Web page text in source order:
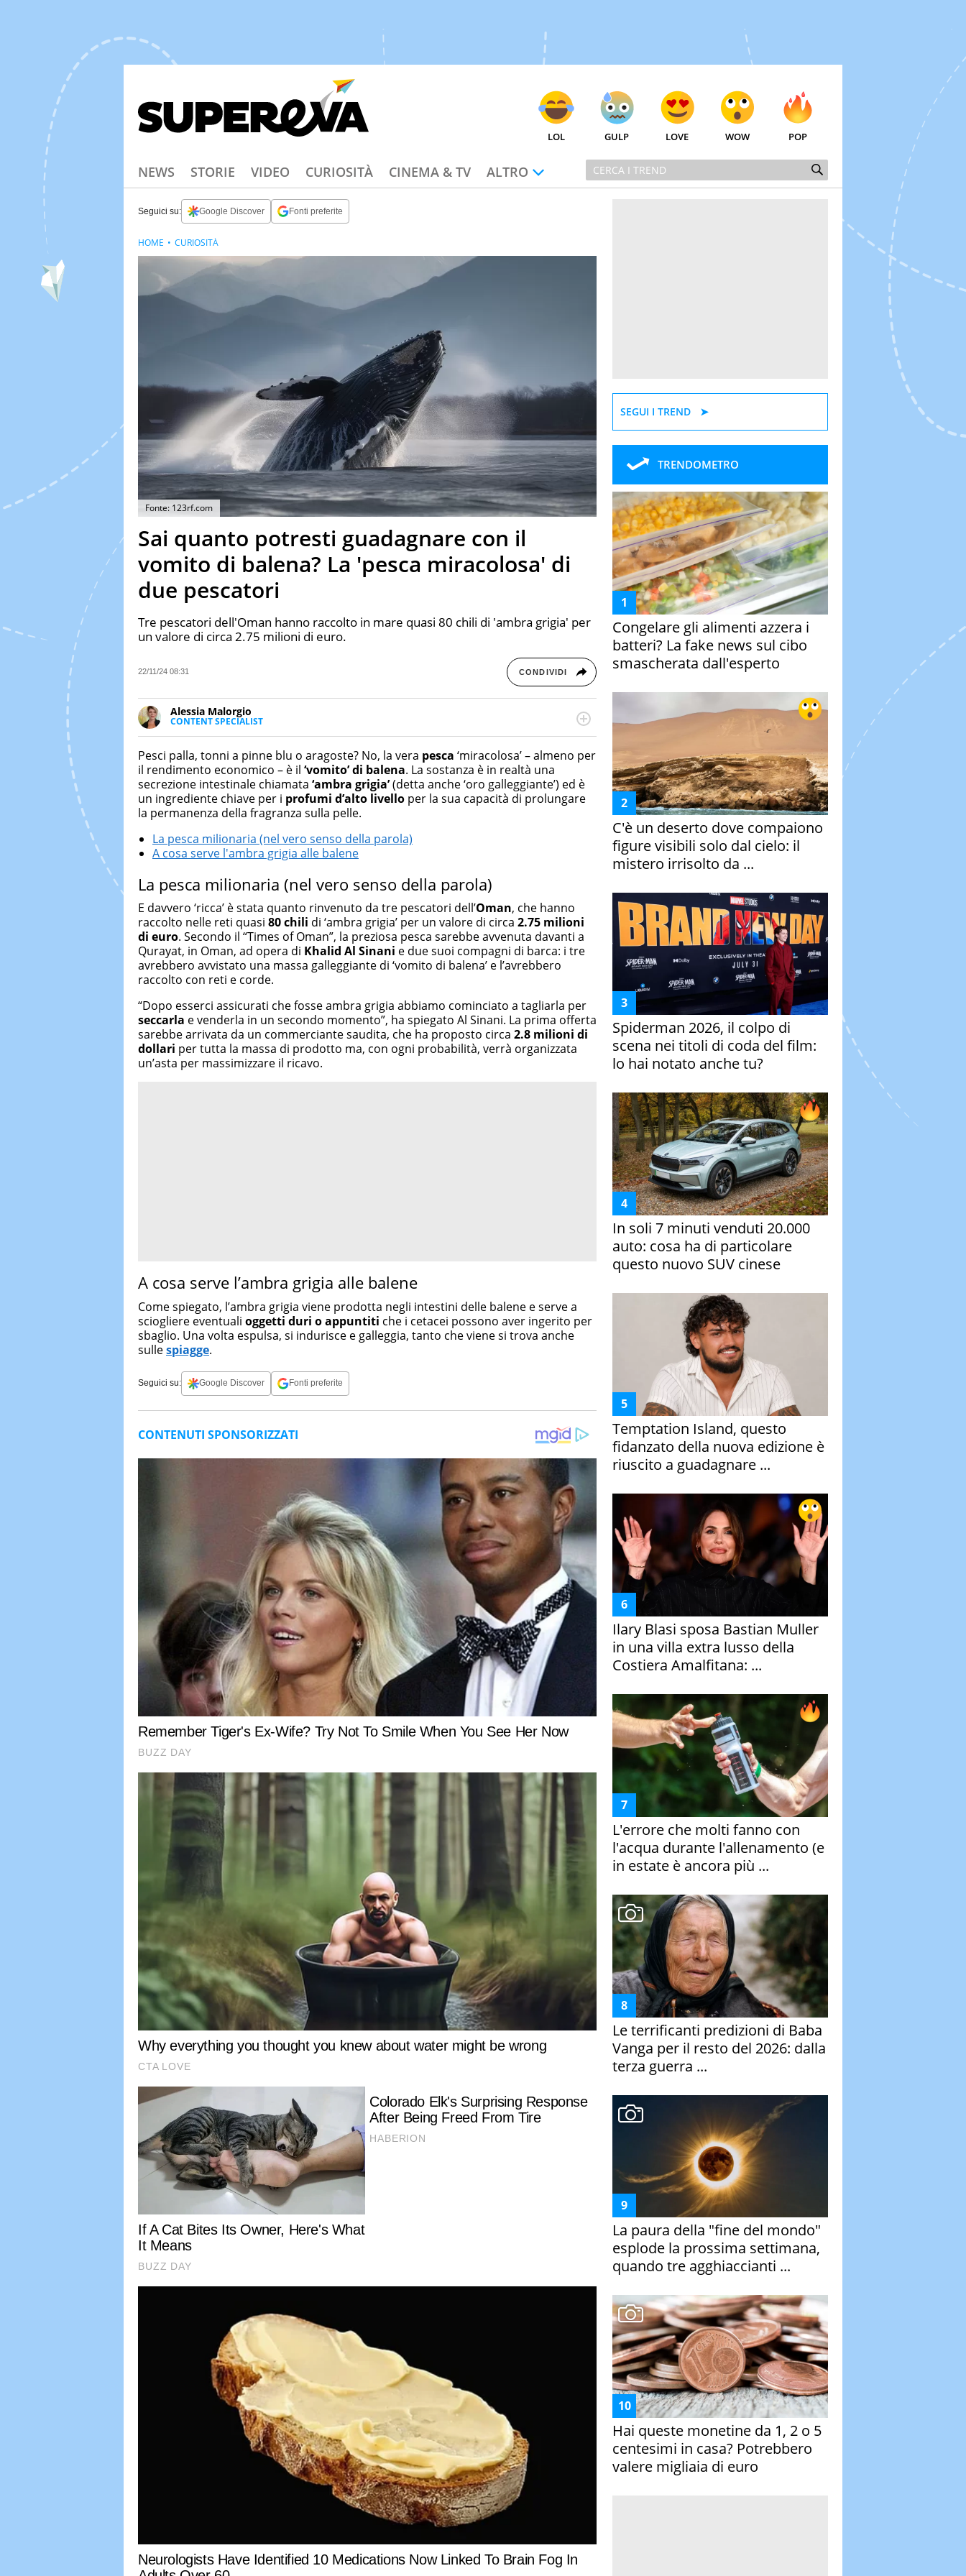
LOL GULP LOVE WOW POP
NEWS STORIE VIDEO CURIOSITÀ CINEMA & TV ALTRO
Seguici su: Google Discover Fonti preferite
Fonte: 123rf.com
Sai quanto potresti guadagnare con il
vomito di balena? La 'pesca miracolosa' di
due pescatori
Tre pescatori dell'Oman hanno raccolto in mare quasi 80 chili di 'ambra grigia' per
un valore di circa 2.75 milioni di euro.
22/11/24 08:31 CONDIVIDI
Alessia Malorgio
CONTENT SPECIALIST
Ha conseguito un Master in Marketing Management e Google Digital Training su
di strategie marketing attraverso canali digitali.
HOME CURIOSITÀ
Pesci palla, tonni a pinne blu o aragoste? No, la vera pesca ‘miracolosa’ – almeno per
il rendimento economico – è il ‘vomito’ di balena. La sostanza è in realtà una
secrezione intestinale chiamata ‘ambra grigia’(detta anche ‘oro galleggiante’) ed è
un ingrediente chiave per i profumi d’alto livello per la sua capacità di prolungare
la permanenza della fragranza sulla pelle.
La pesca milionaria (nel vero senso della parola)
A cosa serve l'ambra grigia alle balene
La pesca milionaria (nel vero senso della parola)
E davvero ‘ricca’ è stata quanto rinvenuto da tre pescatori dell’Oman, che hanno
raccolto nelle reti quasi 80 chili di ‘ambra grigia’ per un valore di circa 2.75 milioni
di euro. Secondo il “Times of Oman”, la preziosa pesca sarebbe avvenuta davanti a
Qurayat, in Oman, ad opera di Khalid Al Sinani e due suoi compagni di barca: i tre
avrebbero avvistato una massa galleggiante di ‘vomito di balena’ e l’avrebbero
raccolto con reti e corde.
“Dopo esserci assicurati che fosse ambra grigia abbiamo cominciato a tagliarla per
seccarla e venderla in un secondo momento”, ha spiegato Al Sinani. La prima offerta
sarebbe arrivata da un commerciante saudita, che ha proposto circa 2.8 milioni di
dollari per tutta la massa di prodotto ma, con ogni probabilità, verrà organizzata
un’asta per massimizzare il ricavo.
A cosa serve l’ambra grigia alle balene
Come spiegato, l’ambra grigia viene prodotta negli intestini delle balene e serve a
sciogliere eventuali oggetti duri o appuntiti che i cetacei possono aver ingerito per
sbaglio. Una volta espulsa, si indurisce e galleggia, tanto che viene si trova anche
sullespiagge.
Seguici su: Google Discover Fonti preferite
SEGUI I TREND
TRENDOMETRO
Congelare gli alimenti azzera i
batteri? La fake news sul cibo
smascherata dall'esperto
C'è un deserto dove compaiono
figure visibili solo dal cielo: il
mistero irrisolto da ...
Spiderman 2026, il colpo di
scena nei titoli di coda del film:
lo hai notato anche tu?
In soli 7 minuti venduti 20.000
auto: cosa ha di particolare
questo nuovo SUV cinese
Temptation Island, questo
fidanzato della nuova edizione è
riuscito a guadagnare ...
Ilary Blasi sposa Bastian Muller
in una villa extra lusso della
Costiera Amalfitana: ...
L'errore che molti fanno con
l'acqua durante l'allenamento (e
in estate è ancora più ...
Le terrificanti predizioni di Baba
Vanga per il resto del 2026: dalla
terza guerra ...
La paura della "fine del mondo"
esplode la prossima settimana,
quando tre agghiaccianti ...
Hai queste monetine da 1, 2 o 5
centesimi in casa? Potrebbero
valere migliaia di euro